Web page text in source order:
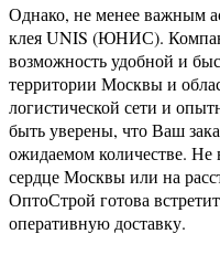
Однако, не менее важным
клея UNIS (ЮНИС).
возможность удобной и
территории Москвы и
логистической сети и
быть уверены, что Ваш
ожидаемом количестве.
сердце Москвы или на
ОптоСтрой готова
оперативную доставку.